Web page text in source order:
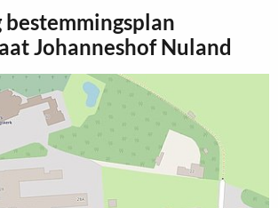
Johanneshof Nuland